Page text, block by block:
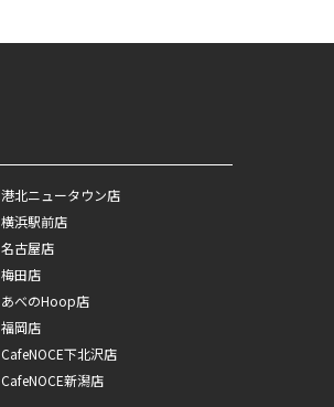
港北ニュータウン店
横浜駅前店
名古屋店
梅田店
あべのHoop店
福岡店
CafeNOCE下北沢店
CafeNOCE新潟店